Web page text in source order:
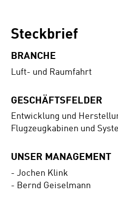
Steckbrief
BRANCHE
Luft- und Raumfahrt
GESCHÄFTSFELDER
Entwicklung und
Flugzeugkabinen und
UNSER MANAGEMENT
- Jochen Klink
- Bernd Geiselmann